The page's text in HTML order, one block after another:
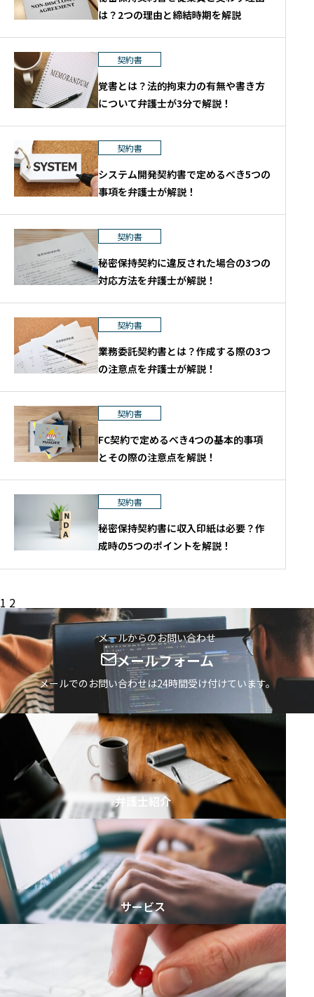
は？2つの理由と締結時期を解説
契約書
覚書とは？法的拘束力の有無や書き方
について弁護士が3分で解説！
契約書
システム開発契約書で定めるべき5つの
事項を弁護士が解説！
契約書
秘密保持契約に違反された場合の3つの
対応方法を弁護士が解説！
契約書
業務委託契約書とは？作成する際の3つ
の注意点を弁護士が解説！
契約書
FC契約で定めるべき4つの基本的事項
とその際の注意点を解説！
契約書
秘密保持契約書に収入印紙は必要？作
成時の5つのポイントを解説！
投
稿
の
ペ
ー
ジ
送
り
1 2
メールからのお問い合わせ
メールフォーム
メールでのお問い合わせは24時間受け付けています。
弁護士紹介
サービス